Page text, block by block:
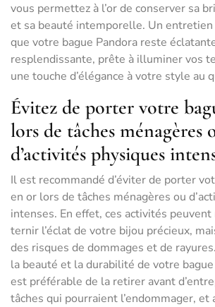
vous permettez à l’or de conserver sa
et sa beauté intemporelle. Un
que votre bague Pandora reste
resplendissante, prête à illuminer vos
une touche d’élégance à votre style au
Évitez de porter votre
lors de tâches ménagères
d’activités physiques
Il est recommandé d’éviter de porter
en or lors de tâches ménagères ou
intenses. En effet, ces activités
ternir l’éclat de votre bijou précieux,
des risques de dommages et de
la beauté et la durabilité de votre
est préférable de la retirer avant
tâches qui pourraient l’endommager, et